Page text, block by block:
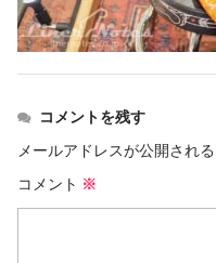
コメントを残す
メールアドレスが公開され
コメント ※